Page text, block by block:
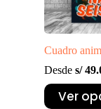
Cuadro
Desde s/
Ver
Este
producto